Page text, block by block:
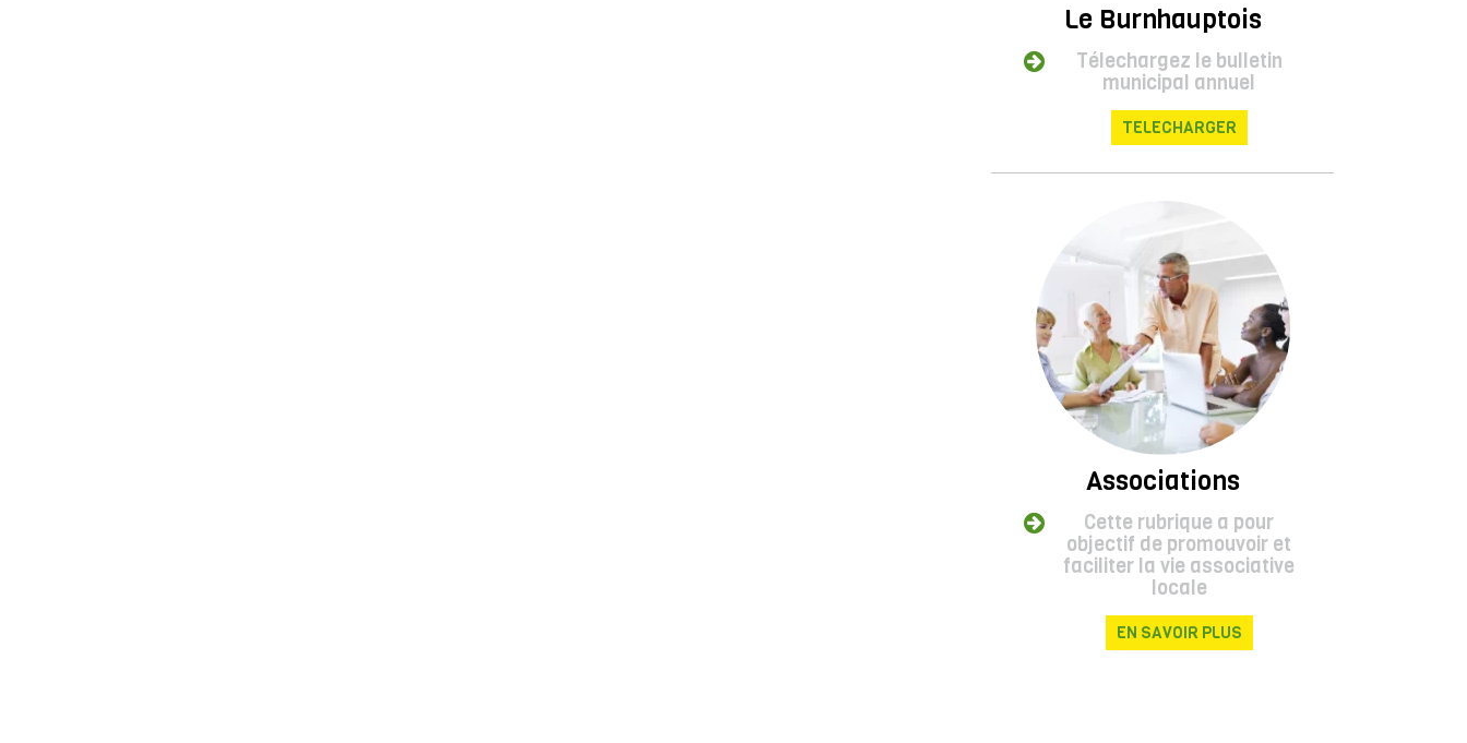
Le Burnhauptois
Télechargez le bulletin
municipal annuel
TELECHARGER
Associations
Cette rubrique a pour
objectif de promouvoir et
faciliter la vie associative
locale
EN SAVOIR PLUS